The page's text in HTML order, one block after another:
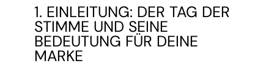
1. EINLEITUNG: DER TAG DER
STIMME UND SEINE
BEDEUTUNG FÜR DEINE
MARKE